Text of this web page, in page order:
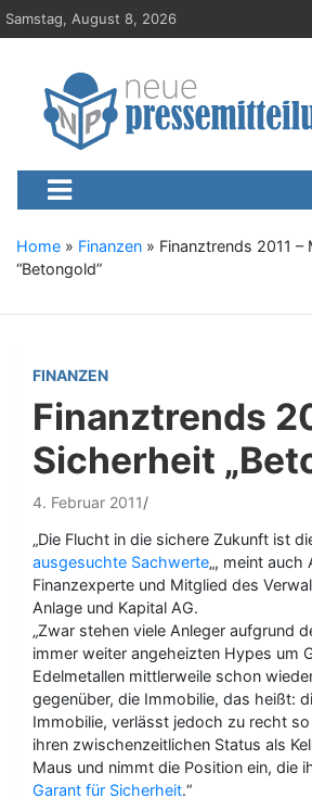
S
k
Samstag, August 8, 2026
Neue-
Presseportal, Nachrichten, News,
Home » Finanzen » Finanztrends 2011 –
“Betongold”
FINANZEN
Finanztrends
Sicherheit
4. Februar 2011
„Die Flucht in die sichere Zukunft ist
ausgesuchte Sachwerte„, meint auch
Finanzexperte und Mitglied des
Anlage und Kapital AG.
„Zwar stehen viele Anleger aufgrund
immer weiter angeheizten Hypes um
Edelmetallen mittlerweile schon
gegenüber, die Immobilie, das heißt:
Immobilie, verlässt jedoch zu recht
ihren zwischenzeitlichen Status als
Maus und nimmt die Position ein, die
Garant für Sicherheit.“